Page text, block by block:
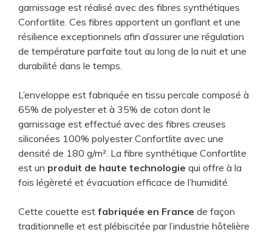
garnissage est réalisé avec des fibres synthétiques
Confortlite. Ces fibres apportent un gonflant et une
résilience exceptionnels afin d’assurer une régulation
de température parfaite tout au long de la nuit et une
durabilité dans le temps.
L’enveloppe est fabriquée en tissu percale composé à
65% de polyester et à 35% de coton dont le
garnissage est effectué avec des fibres creuses
siliconées 100% polyester Confortlite avec une
densité de 180 g/m². La fibre synthétique Confortlite
est un produit de haute technologie qui offre à la
fois légèreté et évacuation efficace de l’humidité.
Cette couette est fabriquée en France de façon
traditionnelle et est plébiscitée par l’industrie hôtelière